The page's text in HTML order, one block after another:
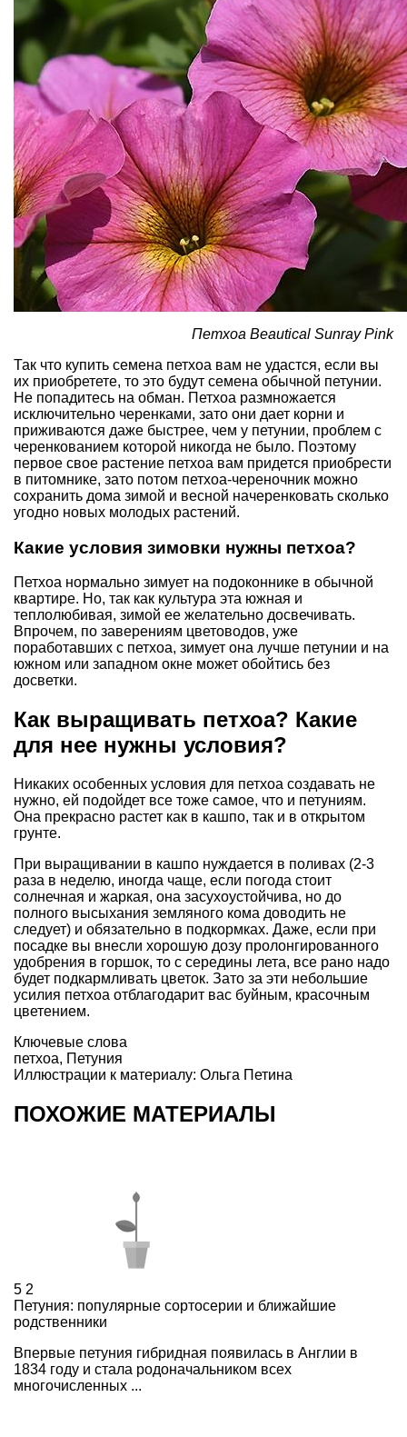
Петхоа Beautical Sunray Pink
Так что купить семена петхоа вам не удастся, если вы
их приобретете, то это будут семена обычной петунии.
Не попадитесь на обман. Петхоа размножается
исключительно черенками, зато они дает корни и
приживаются даже быстрее, чем у петунии, проблем с
черенкованием которой никогда не было. Поэтому
первое свое растение петхоа вам придется приобрести
в питомнике, зато потом петхоа-череночник можно
сохранить дома зимой и весной начеренковать сколько
угодно новых молодых растений.
Какие условия зимовки нужны петхоа?
Петхоа нормально зимует на подоконнике в обычной
квартире. Но, так как культура эта южная и
теплолюбивая, зимой ее желательно досвечивать.
Впрочем, по заверениям цветоводов, уже
поработавших с петхоа, зимует она лучше петунии и на
южном или западном окне может обойтись без
досветки.
Как выращивать петхоа? Какие
для нее нужны условия?
Никаких особенных условия для петхоа создавать не
нужно, ей подойдет все тоже самое, что и петуниям.
Она прекрасно растет как в кашпо, так и в открытом
грунте.
При выращивании в кашпо нуждается в поливах (2-3
раза в неделю, иногда чаще, если погода стоит
солнечная и жаркая, она засухоустойчива, но до
полного высыхания земляного кома доводить не
следует) и обязательно в подкормках. Даже, если при
посадке вы внесли хорошую дозу пролонгированного
удобрения в горшок, то с середины лета, все рано надо
будет подкармливать цветок. Зато за эти небольшие
усилия петхоа отблагодарит вас буйным, красочным
цветением.
Ключевые слова
петхоа, Петуния
Иллюстрации к материалу: Ольга Петина
ПОХОЖИЕ МАТЕРИАЛЫ
5 2
Петуния: популярные сортосерии и ближайшие
родственники
Впервые петуния гибридная появилась в Англии в
1834 году и стала родоначальником всех
многочисленных ...